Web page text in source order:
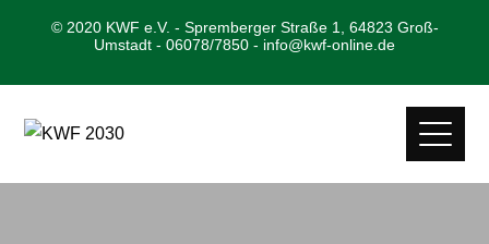
© 2020 KWF e.V. - Spremberger Straße 1, 64823 Groß-
Umstadt - 06078/7850 - info@kwf-online.de